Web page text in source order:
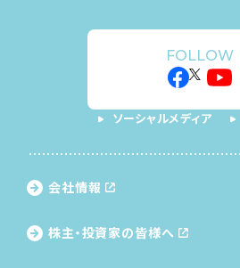
FOLLOW
ソーシャルメディア
会社情報
株主・投資家の皆様へ